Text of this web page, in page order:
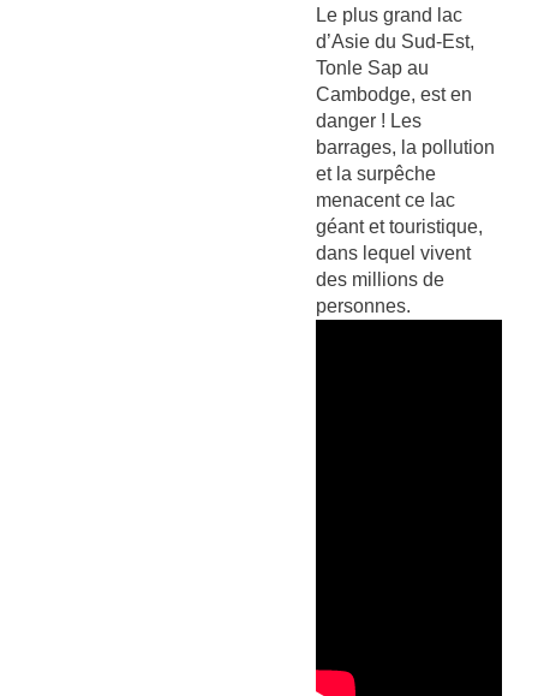
Le plus grand lac
d’Asie du Sud-Est,
Tonle Sap au
Cambodge, est en
danger ! Les
barrages, la pollution
et la surpêche
menacent ce lac
géant et touristique,
dans lequel vivent
des millions de
personnes.